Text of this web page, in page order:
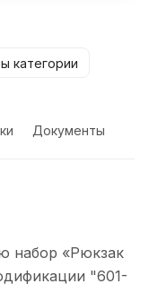
категории
Документы
набор «Рюкзак
"601-